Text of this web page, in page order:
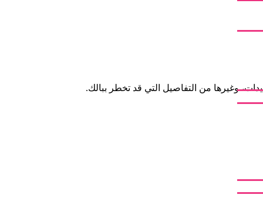
وغيرها من التفاصيل التي قد تخطر ببالك.